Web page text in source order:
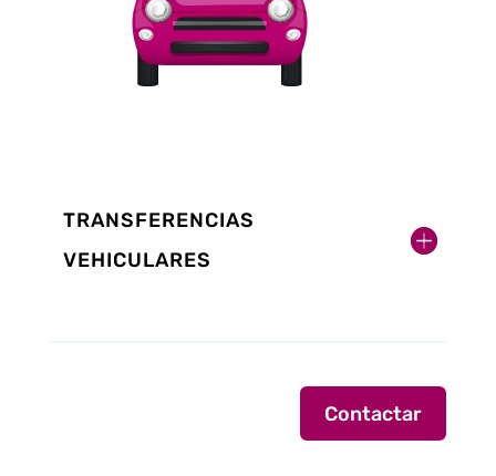
TRANSFERENCIAS
VEHICULARES
Contactar